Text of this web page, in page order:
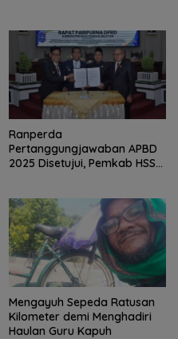
Ranperda
Pertanggungjawaban APBD
2025 Disetujui, Pemkab HSS
Mengayuh Sepeda Ratusan
Kilometer demi Menghadiri
Haulan Guru Kapuh